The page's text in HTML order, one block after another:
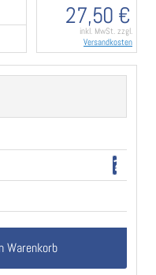
Schrauben
27,50 €
inkl. MwSt. zzgl.
Versandkosten
?
Warenkorb